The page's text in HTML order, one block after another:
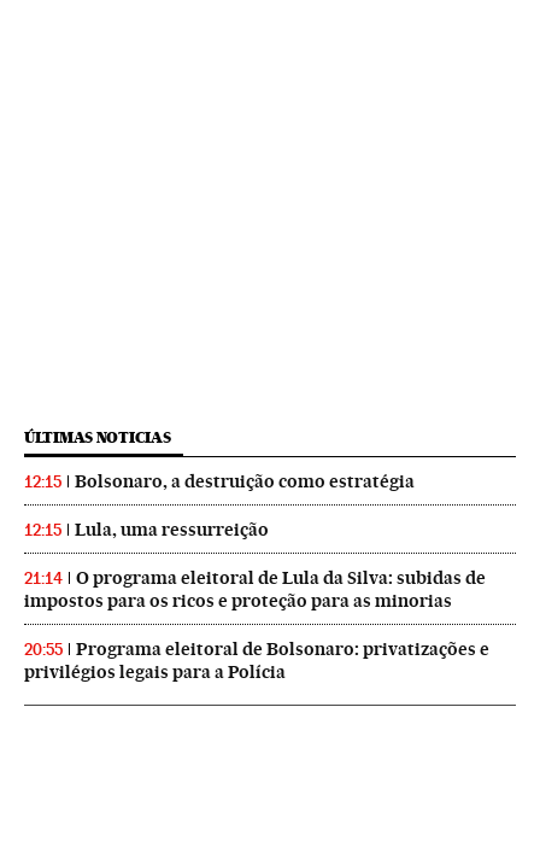
ÚLTIMAS NOTICIAS
12:15 Bolsonaro, a destruição como estratégia
12:15 Lula, uma ressurreição
21:14
O programa eleitoral de Lula da Silva: subidas de
impostos para os ricos e proteção para as minorias
20:55
Programa eleitoral de Bolsonaro: privatizações e
privilégios legais para a Polícia